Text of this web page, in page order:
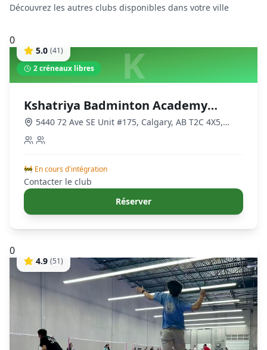
Découvrez les autres clubs disponibles dans votre ville
0
K
5.0 (41)
2créneaux libres
Kshatriya Badminton Academy
Calgary
5440 72 Ave SE Unit #175, Calgary, AB T2C 4X5,
Canada
🚧 En cours d'intégration
Contacter le club
Réserver
0
4.9 (51)